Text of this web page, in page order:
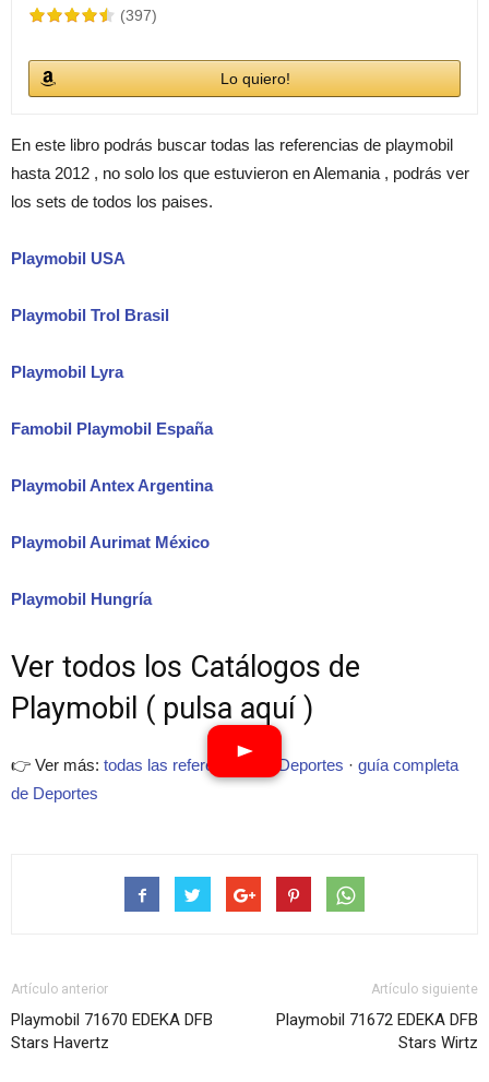
(397)
Lo quiero!
En este libro podrás buscar todas las referencias de playmobil
hasta 2012 , no solo los que estuvieron en Alemania , podrás ver
los sets de todos los paises.
Playmobil USA
Playmobil Trol Brasil
Playmobil Lyra
Famobil Playmobil España
Playmobil Antex Argentina
Playmobil Aurimat México
Playmobil Hungría
Ver todos los Catálogos de
Playmobil ( pulsa aquí )
👉 Ver más: todas las referencias de Deportes · guía completa
de Deportes
Artículo anterior
Playmobil 71670 EDEKA DFB
Stars Havertz
Artículo siguiente
Playmobil 71672 EDEKA DFB
Stars Wirtz